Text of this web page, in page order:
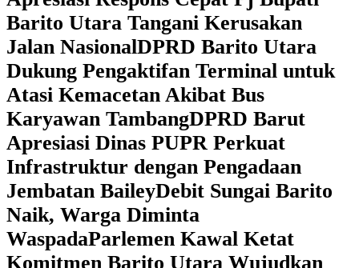
Barito Utara Tangani Kerusakan
Jalan NasionalDPRD Barito Utara
Dukung Pengaktifan Terminal untuk
Atasi Kemacetan Akibat Bus
Karyawan TambangDPRD Barut
Apresiasi Dinas PUPR Perkuat
Infrastruktur dengan Pengadaan
Jembatan BaileyDebit Sungai Barito
Naik, Warga Diminta
WaspadaParlemen Kawal Ketat
Komitmen Barito Utara Wujudkan